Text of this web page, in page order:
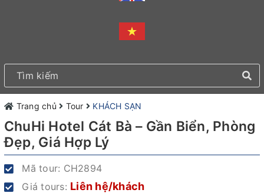
Trang chủ Tour KHÁCH SẠN
ChuHi Hotel Cát Bà – Gần Biển, Phòng
Đẹp, Giá Hợp Lý
Mã tour: CH2894
Giá tours: Liên hệ/khách